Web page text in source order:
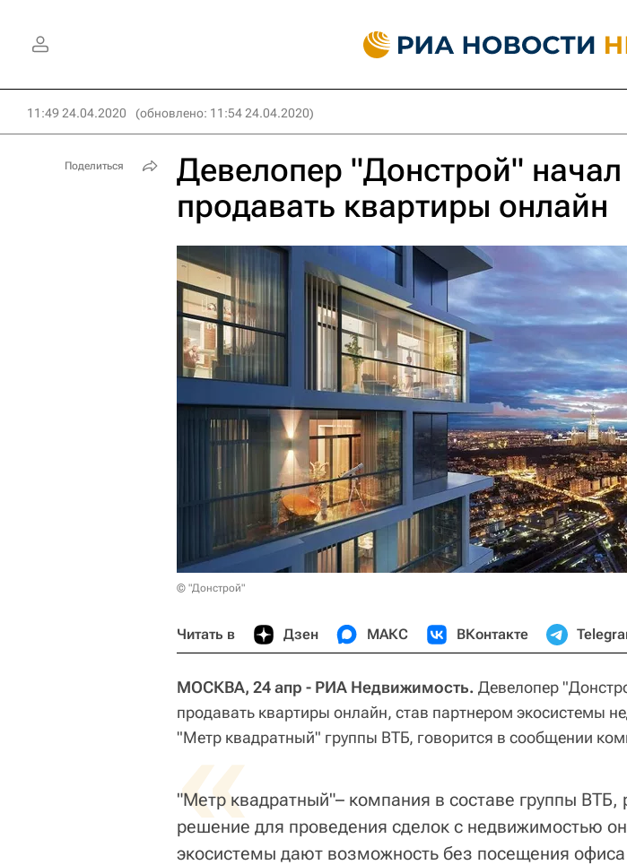
11:49 24.04.2020 (обновлено: 11:54 24.04.2020)
Девелопер "Донстрой" начал
продавать квартиры онлайн
© "Донстрой"
Читать в Дзен МАКС ВКонтакте
МОСКВА, 24 апр - РИА Недвижимость. Девелопер
продавать квартиры онлайн, став партнером экосистемы
"Метр квадратный" группы ВТБ, говорится в сообщении
«
"Метр квадратный"– компания в составе группы ВТБ,
решение для проведения сделок с недвижимостью
экосистемы дают возможность без посещения офиса
Поделиться